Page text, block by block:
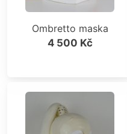
Ombretto maska
4 500 Kč